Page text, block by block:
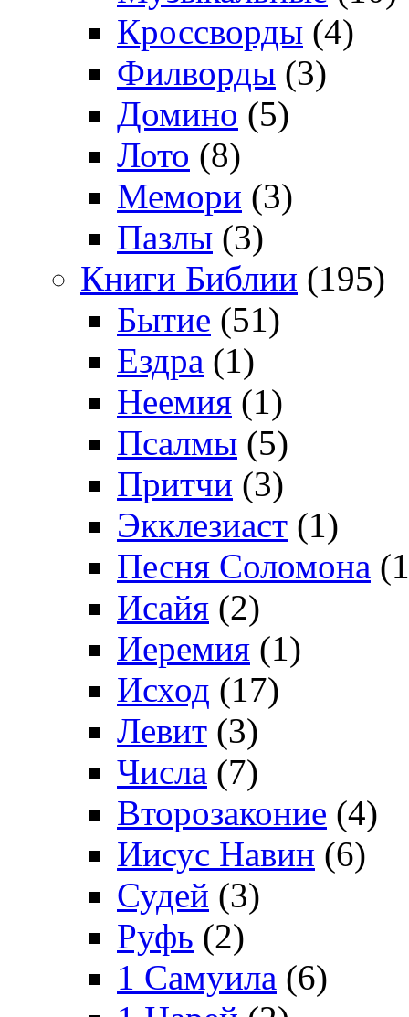
Кроссворды (4)
Филворды (3)
Домино (5)
Лото (8)
Мемори (3)
Пазлы (3)
Книги Библии (195)
Бытие (51)
Ездра (1)
Неемия (1)
Псалмы (5)
Притчи (3)
Экклезиаст (1)
Песня Соломона
Исайя (2)
Иеремия (1)
Исход (17)
Левит (3)
Числа (7)
Второзаконие (4)
Иисус Навин (6)
Судей (3)
Руфь (2)
1 Самуила (6)